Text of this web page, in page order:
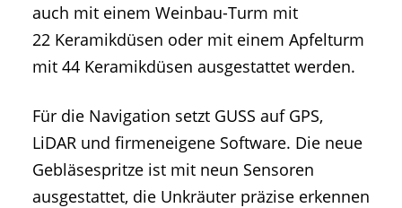
auch mit einem Weinbau-Turm mit
22 Keramikdüsen oder mit einem Apfelturm
mit 44 Keramikdüsen ausgestattet werden.
Für die Navigation setzt GUSS auf GPS,
LiDAR und firmeneigene Software. Die neue
Gebläsespritze ist mit neun Sensoren
ausgestattet, die Unkräuter präzise erkennen